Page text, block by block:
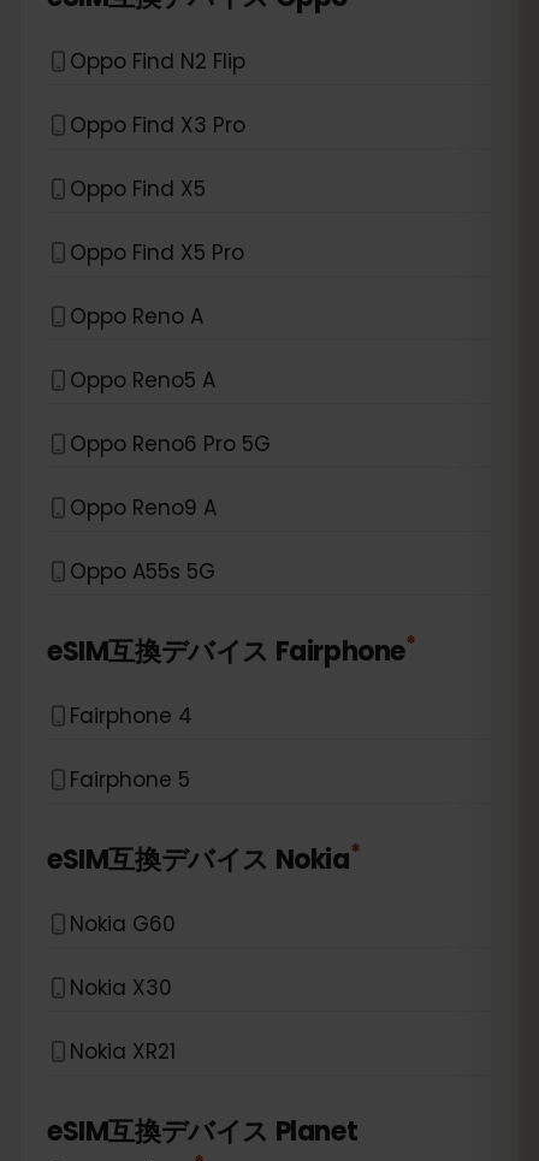
Oppo Find N2 Flip
Oppo Find X3 Pro
Oppo Find X5
Oppo Find X5 Pro
Oppo Reno A
Oppo Reno5 A
Oppo Reno6 Pro 5G
Oppo Reno9 A
Oppo A55s 5G
eSIM互換デバイス Fairphone*
Fairphone 4
Fairphone 5
eSIM互換デバイス Nokia*
Nokia G60
Nokia X30
Nokia XR21
eSIM互換デバイス Planet